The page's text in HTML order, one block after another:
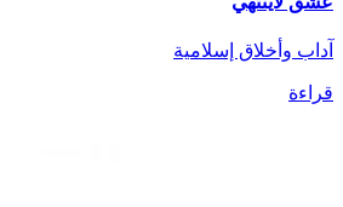
آداب وأخلاق إسلامية
قراءة